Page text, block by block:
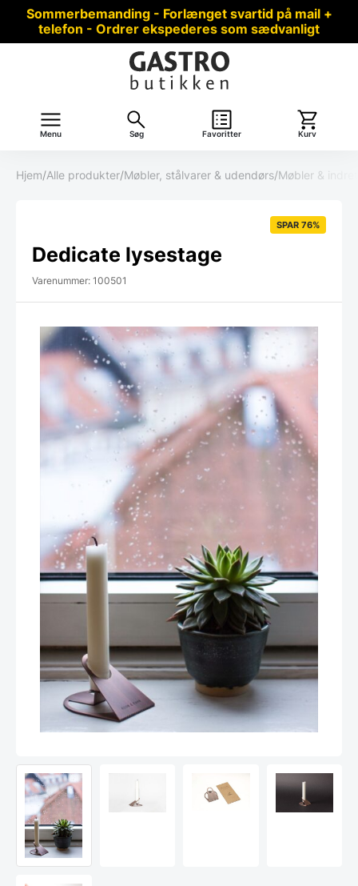
Sommerbemanding - Forlænget svartid på mail +
telefon - Ordrer ekspederes som sædvanligt
Menu Søg Favoritter Kurv
Hjem/Alle produkter/Møbler, stålvarer & udendørs/Møbler &
SPAR 76%
Dedicate lysestage
Varenummer: 100501